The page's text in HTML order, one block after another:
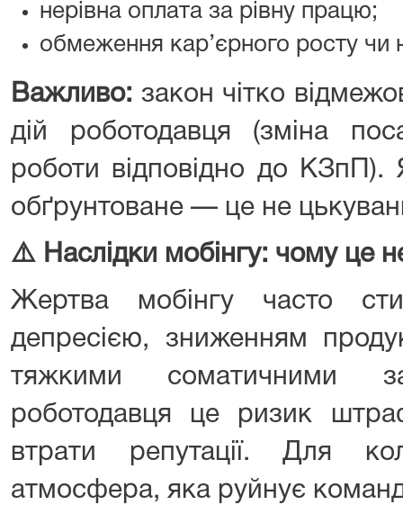
нерівна оплата за рівну працю;
обмеження кар’єрного росту чи
Важливо: закон чітко
дій роботодавця (зміна
роботи відповідно до
обґрунтоване — це не
⚠
Наслідки мобінгу: чому це
Жертва мобінгу часто
депресією, зниженням
тяжкими соматичними
роботодавця це ризик
втрати репутації. Для
атмосфера, яка руйнує